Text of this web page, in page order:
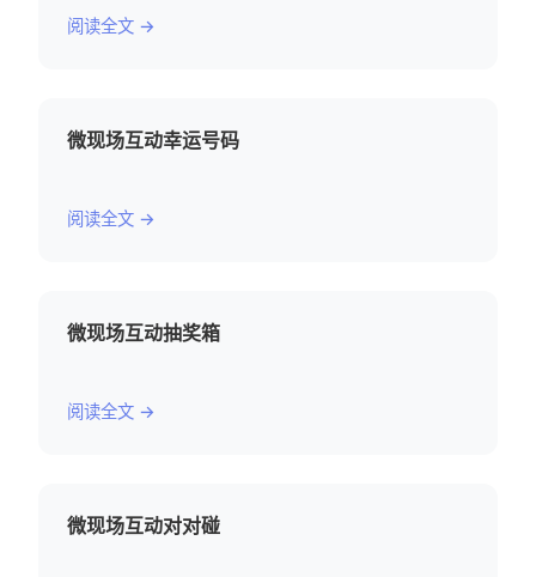
阅读全文 →
微现场互动幸运号码
阅读全文 →
微现场互动抽奖箱
阅读全文 →
微现场互动对对碰